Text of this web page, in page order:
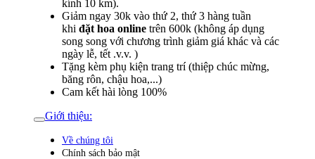
kính 10 km).
Giảm ngay 30k vào thứ 2, thứ 3 hàng tuần
khi đặt hoa online trên 600k (không áp dụng
song song với chương trình giảm giá khác và các
ngày lễ, tết .v.v. )
Tặng kèm phụ kiện trang trí (thiệp chúc mừng,
băng rôn, chậu hoa,...)
Cam kết hài lòng 100%
Giới thiệu:
Về chúng tôi
Chính sách bảo mật